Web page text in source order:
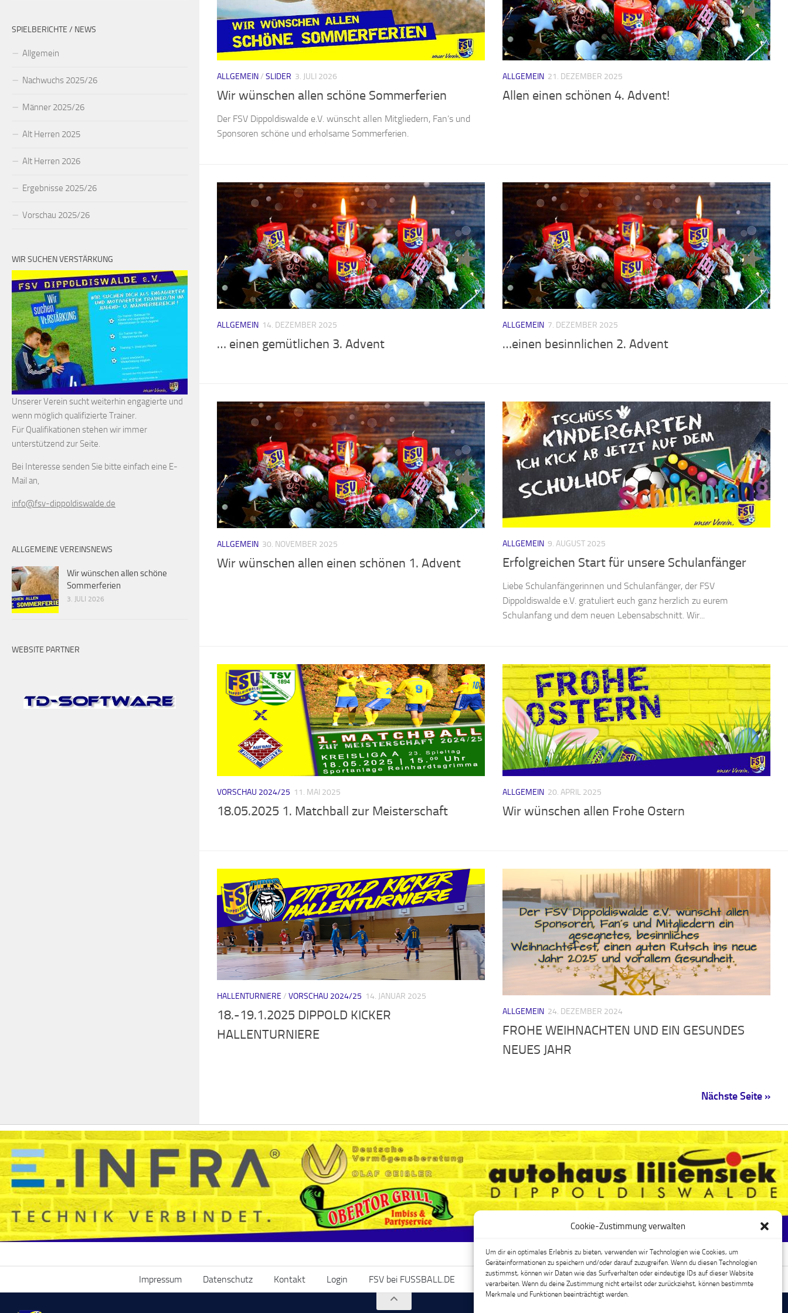
Cookie-Zustimmung verwalten
Um dir ein optimales Erlebnis zu bieten, verwenden wir Technologien wie Cookies, um
Geräteinformationen zu speichern und/oder darauf zuzugreifen. Wenn du diesen Technologien
zustimmst, können wir Daten wie das Surfverhalten oder eindeutige IDs auf dieser Website
verarbeiten. Wenn du deine Zustimmung nicht erteilst oder zurückziehst, können bestimmte
Merkmale und Funktionen beeinträchtigt werden.
ALLGEMEIN/ SLIDER 3. JULI 2026
Wir wünschen allen schöne Sommerferien
Der FSV Dippoldiswalde e.V. wünscht allen Mitgliedern, Fan’s und
Sponsoren schöne und erholsame Sommerferien.
ALLGEMEIN 21. DEZEMBER 2025
Allen einen schönen 4. Advent!
ALLGEMEIN 14. DEZEMBER 2025
… einen gemütlichen 3. Advent
ALLGEMEIN 7. DEZEMBER 2025
…einen besinnlichen 2. Advent
ALLGEMEIN 30. NOVEMBER 2025
Wir wünschen allen einen schönen 1. Advent
ALLGEMEIN 9. AUGUST 2025
Erfolgreichen Start für unsere Schulanfänger
Liebe Schulanfängerinnen und Schulanfänger, der FSV
Dippoldiswalde e.V. gratuliert euch ganz herzlich zu eurem
Schulanfang und dem neuen Lebensabschnitt. Wir...
VORSCHAU 2024/25 11. MAI 2025
18.05.2025 1. Matchball zur Meisterschaft
ALLGEMEIN 20. APRIL 2025
Wir wünschen allen Frohe Ostern
HALLENTURNIERE / VORSCHAU 2024/25 14. JANUAR 2025
18.-19.1.2025 DIPPOLD KICKER
HALLENTURNIERE
ALLGEMEIN 24. DEZEMBER 2024
FROHE WEIHNACHTEN UND EIN GESUNDES
NEUES JAHR
Nächste Seite »
SPIELBERICHTE / NEWS
Allgemein
Nachwuchs 2025/26
Männer 2025/26
Alt Herren 2025
Alt Herren 2026
Ergebnisse 2025/26
Vorschau 2025/26
WIR SUCHEN VERSTÄRKUNG
Unserer Verein sucht weiterhin engagierte und
wenn möglich qualifizierte Trainer.
Für Qualifikationen stehen wir immer
unterstützend zur Seite.
Bei Interesse senden Sie bitte einfach eine E-
Mail an,
info@fsv-dippoldiswalde.de
ALLGEMEINE VEREINSNEWS
Wir wünschen allen schöne
Sommerferien
3. JULI 2026
WEBSITE PARTNER
Impressum Datenschutz Kontakt Login FSV bei FUSSBALL.DE FSV bei Facebook Cookie-Richtlinie (EU)